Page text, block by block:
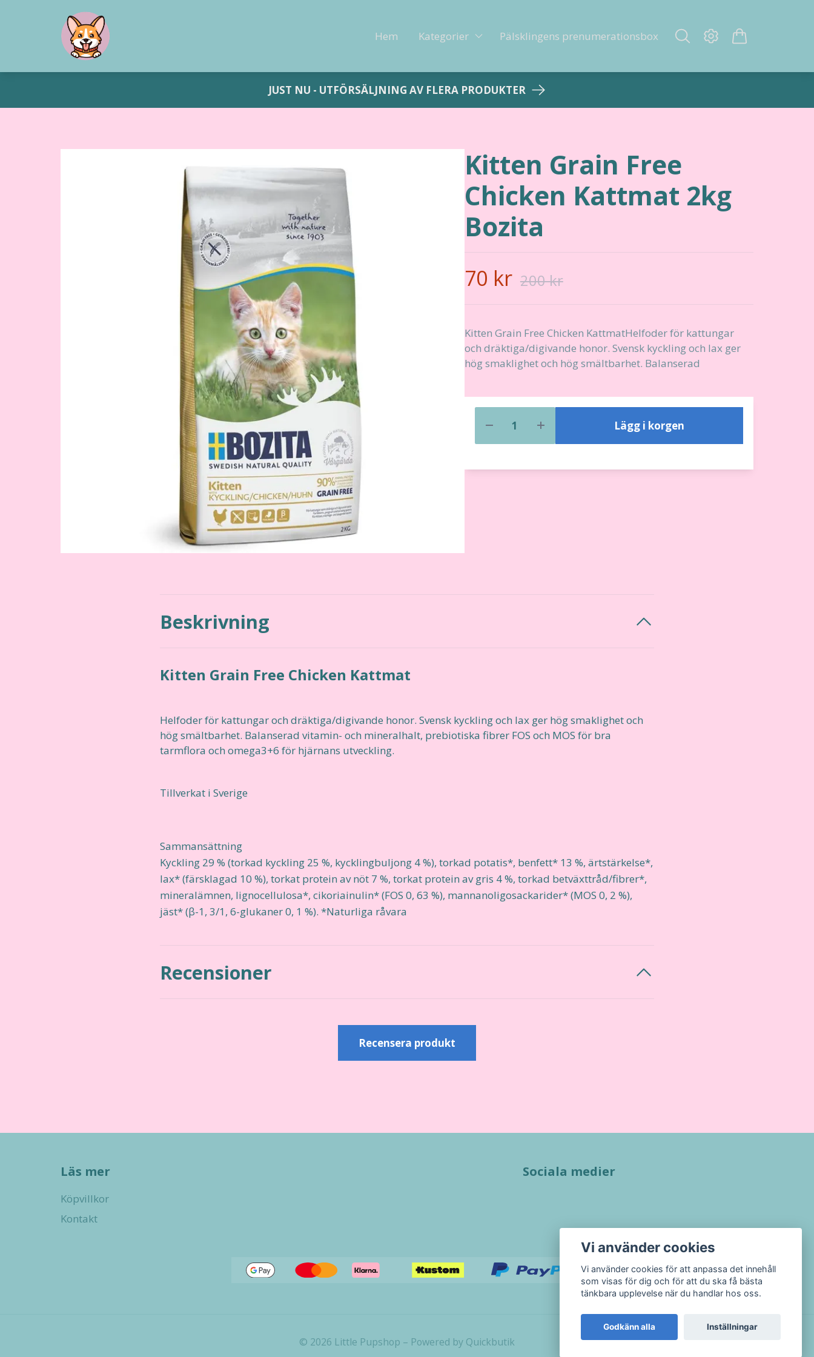
Hem Kategorier Pälsklingens prenumerationsbox
JUST NU - UTFÖRSÄLJNING AV FLERA PRODUKTER
Kitten Grain Free
Chicken Kattmat 2kg
Bozita
70 kr 200 kr
Kitten Grain Free Chicken KattmatHelfoder för kattungar
och dräktiga/digivande honor. Svensk kyckling och lax ger
hög smaklighet och hög smältbarhet. Balanserad
Lägg i korgen
Beskrivning
Kitten Grain Free Chicken Kattmat
Helfoder för kattungar och dräktiga/digivande honor. Svensk kyckling och lax ger hög smaklighet och
hög smältbarhet. Balanserad vitamin- och mineralhalt, prebiotiska fibrer FOS och MOS för bra
tarmflora och omega3+6 för hjärnans utveckling.
Tillverkat i Sverige
Sammansättning
Kyckling 29 % (torkad kyckling 25 %, kycklingbuljong 4 %), torkad potatis*, benfett* 13 %, ärtstärkelse*,
lax* (färsklagad 10 %), torkat protein av nöt 7 %, torkat protein av gris 4 %, torkad betväxttråd/fibrer*,
mineralämnen, lignocellulosa*, cikoriainulin* (FOS 0, 63 %), mannanoligosackarider* (MOS 0, 2 %),
jäst* (β-1, 3/1, 6-glukaner 0, 1 %). *Naturliga råvara
Recensioner
Recensera produkt
Läs mer
Köpvillkor
Kontakt
Sociala medier
© 2026 Little Pupshop – Powered by Quickbutik
Vi använder cookies
Vi använder cookies för att anpassa det innehåll
som visas för dig och för att du ska få bästa
tänkbara upplevelse när du handlar hos oss.
Godkänn alla Inställningar